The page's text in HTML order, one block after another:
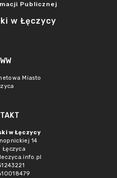
Publicznej
w Łęczycy
Miasto
w Łęczycy
14
Łęczyca